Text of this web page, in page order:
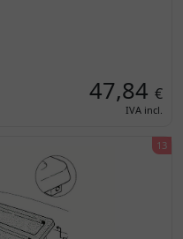
47,84 €
IVA incl.